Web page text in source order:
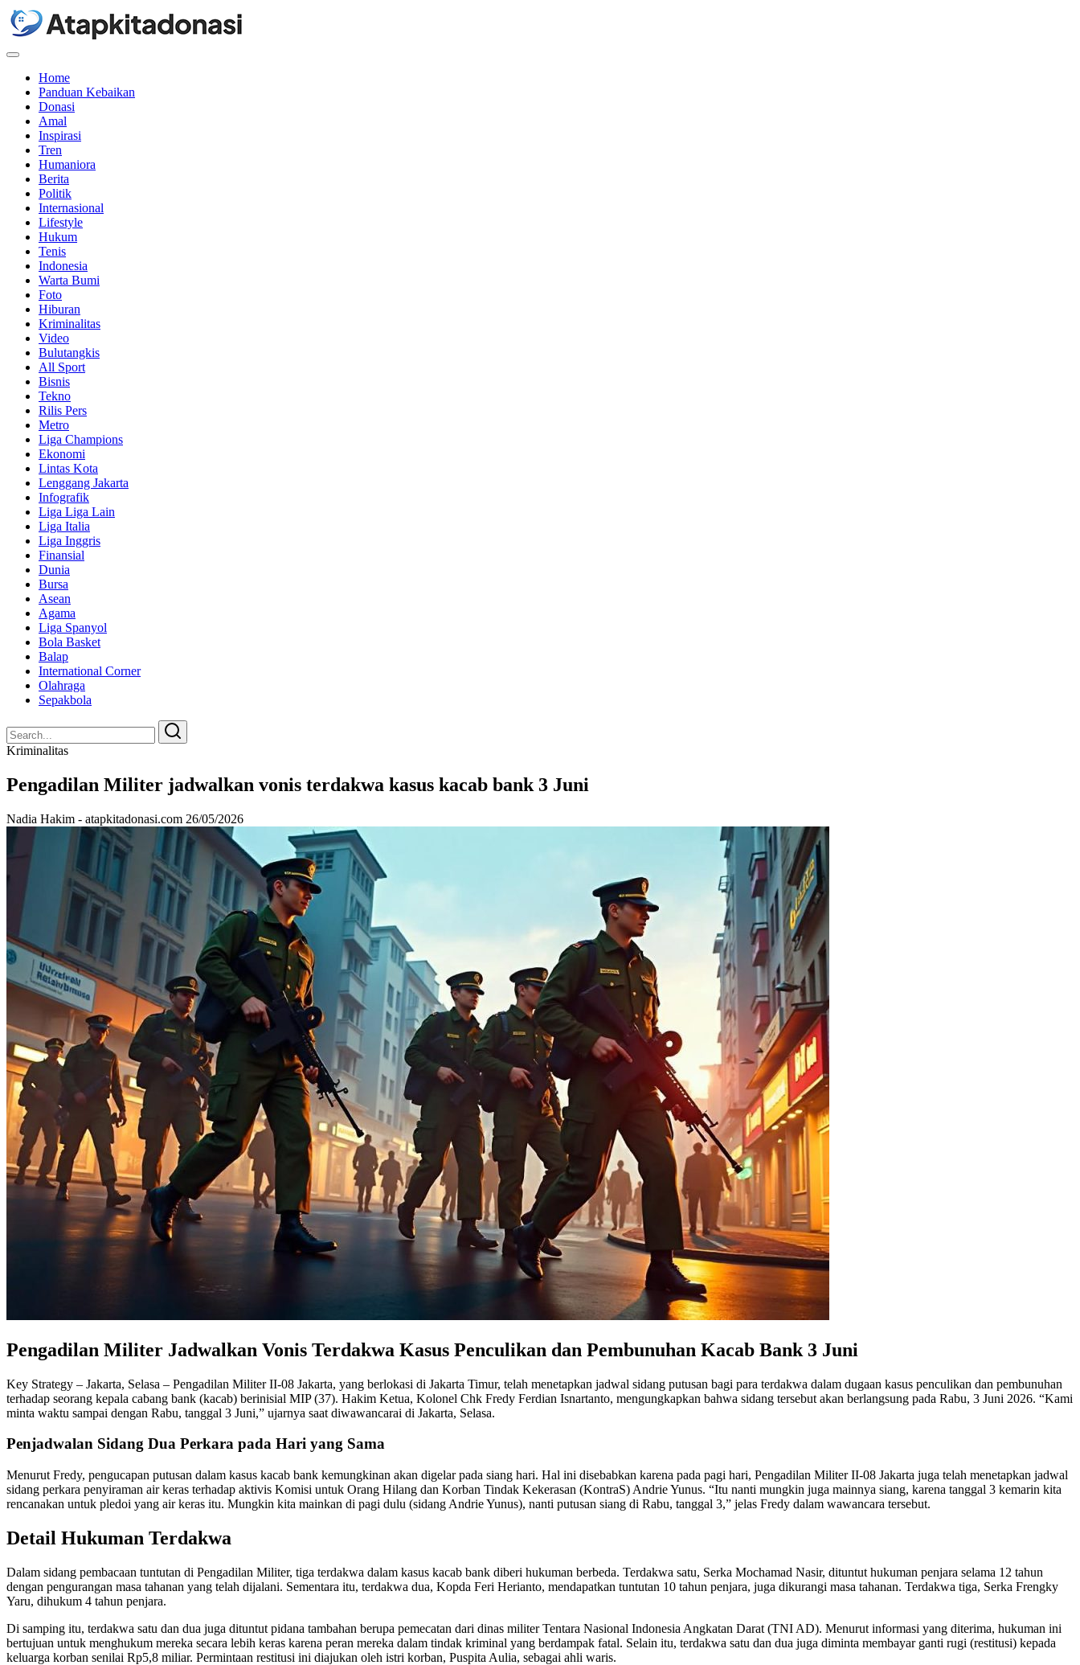
Menu
Home
Panduan Kebaikan
Donasi
Amal
Inspirasi
Tren
Humaniora
Berita
Politik
Internasional
Lifestyle
Hukum
Tenis
Indonesia
Warta Bumi
Foto
Hiburan
Kriminalitas
Video
Bulutangkis
All Sport
Bisnis
Tekno
Rilis Pers
Metro
Liga Champions
Ekonomi
Lintas Kota
Lenggang Jakarta
Infografik
Liga Liga Lain
Liga Italia
Liga Inggris
Finansial
Dunia
Bursa
Asean
Agama
Liga Spanyol
Bola Basket
Balap
International Corner
Olahraga
Sepakbola
Search
for:
Search
Kriminalitas
Pengadilan Militer jadwalkan vonis terdakwa kasus kacab bank 3 Juni
Nadia Hakim - atapkitadonasi.com 26/05/2026
Pengadilan Militer Jadwalkan Vonis Terdakwa Kasus Penculikan dan Pembunuhan Kacab Bank 3 Juni
Key Strategy – Jakarta, Selasa – Pengadilan Militer II-08 Jakarta, yang berlokasi di Jakarta Timur, telah menetapkan jadwal sidang putusan bagi para terdakwa dalam dugaan kasus penculikan dan pembunuhan
terhadap seorang kepala cabang bank (kacab) berinisial MIP (37). Hakim Ketua, Kolonel Chk Fredy Ferdian Isnartanto, mengungkapkan bahwa sidang tersebut akan berlangsung pada Rabu, 3 Juni 2026. “Kami
minta waktu sampai dengan Rabu, tanggal 3 Juni,” ujarnya saat diwawancarai di Jakarta, Selasa.
Penjadwalan Sidang Dua Perkara pada Hari yang Sama
Menurut Fredy, pengucapan putusan dalam kasus kacab bank kemungkinan akan digelar pada siang hari. Hal ini disebabkan karena pada pagi hari, Pengadilan Militer II-08 Jakarta juga telah menetapkan jadwal
sidang perkara penyiraman air keras terhadap aktivis Komisi untuk Orang Hilang dan Korban Tindak Kekerasan (KontraS) Andrie Yunus. “Itu nanti mungkin juga mainnya siang, karena tanggal 3 kemarin kita
rencanakan untuk pledoi yang air keras itu. Mungkin kita mainkan di pagi dulu (sidang Andrie Yunus), nanti putusan siang di Rabu, tanggal 3,” jelas Fredy dalam wawancara tersebut.
Detail Hukuman Terdakwa
Dalam sidang pembacaan tuntutan di Pengadilan Militer, tiga terdakwa dalam kasus kacab bank diberi hukuman berbeda. Terdakwa satu, Serka Mochamad Nasir, dituntut hukuman penjara selama 12 tahun
dengan pengurangan masa tahanan yang telah dijalani. Sementara itu, terdakwa dua, Kopda Feri Herianto, mendapatkan tuntutan 10 tahun penjara, juga dikurangi masa tahanan. Terdakwa tiga, Serka Frengky
Yaru, dihukum 4 tahun penjara.
Di samping itu, terdakwa satu dan dua juga dituntut pidana tambahan berupa pemecatan dari dinas militer Tentara Nasional Indonesia Angkatan Darat (TNI AD). Menurut informasi yang diterima, hukuman ini
bertujuan untuk menghukum mereka secara lebih keras karena peran mereka dalam tindak kriminal yang berdampak fatal. Selain itu, terdakwa satu dan dua juga diminta membayar ganti rugi (restitusi) kepada
keluarga korban senilai Rp5,8 miliar. Permintaan restitusi ini diajukan oleh istri korban, Puspita Aulia, sebagai ahli waris.